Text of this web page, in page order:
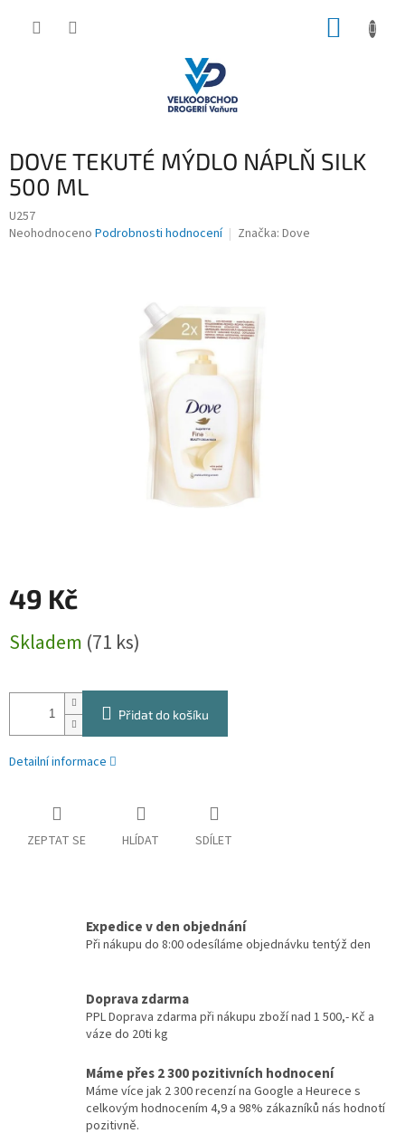
DOVE TEKUTÉ MÝDLO NÁPLŇ SILK
500 ML
U257
Průměrné
Neohodnoceno Podrobnosti hodnocení Značka: Dove
49 Kč
cena:
Skladem (71 ks)
Přidat do košíku
Detailní informace
ZEPTAT SE HLÍDAT SDÍLET
Expedice v den objednání
Při nákupu do 8:00 odesíláme objednávku tentýž den
Doprava zdarma
PPL Doprava zdarma při nákupu zboží nad 1 500,- Kč a
váze do 20ti kg
Máme přes 2 300 pozitivních hodnocení
Máme více jak 2 300 recenzí na Google a Heurece s
celkovým hodnocením 4,9 a 98% zákazníků nás hodnotí
pozitivně.